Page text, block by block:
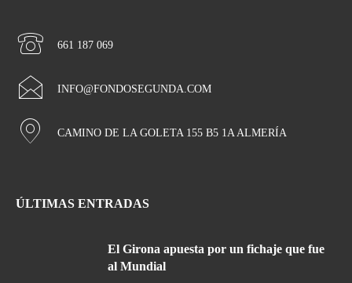
661 187 069
INFO@FONDOSEGUNDA.COM
CAMINO DE LA GOLETA 155 B5 1A ALMERÍA
ÚLTIMAS ENTRADAS
El Girona apuesta por un fichaje que fue
al Mundial